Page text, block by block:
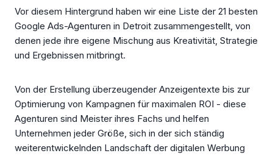
Vor diesem Hintergrund haben wir eine Liste der 21 besten
Google Ads-Agenturen in Detroit zusammengestellt, von
denen jede ihre eigene Mischung aus Kreativität, Strategie
und Ergebnissen mitbringt.
Von der Erstellung überzeugender Anzeigentexte bis zur
Optimierung von Kampagnen für maximalen ROI - diese
Agenturen sind Meister ihres Fachs und helfen
Unternehmen jeder Größe, sich in der sich ständig
weiterentwickelnden Landschaft der digitalen Werbung